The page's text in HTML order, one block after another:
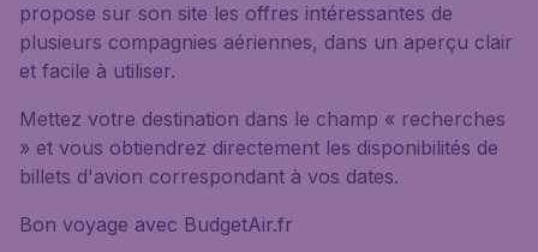
propose sur son site les offres intéressantes de
plusieurs compagnies aériennes, dans un aperçu clair
et facile à utiliser.
Mettez votre destination dans le champ « recherches
» et vous obtiendrez directement les disponibilités de
billets d'avion correspondant à vos dates.
Bon voyage avec BudgetAir.fr